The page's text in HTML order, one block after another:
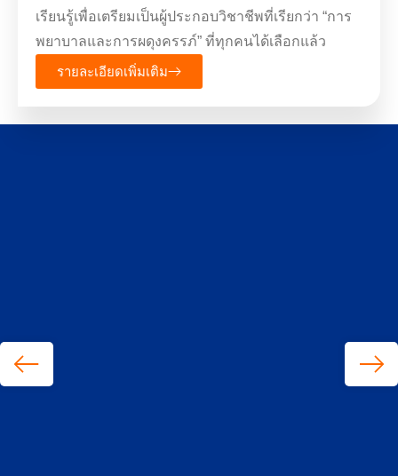
เรียนรู้เพื่อเตรียมเป็นผู้ประกอบวิชาชีพที่เรียกว่า “การ
พยาบาลและการผดุงครรภ์” ที่ทุกคนได้เลือกแล้ว
รายละเอียดเพิ่มเติม